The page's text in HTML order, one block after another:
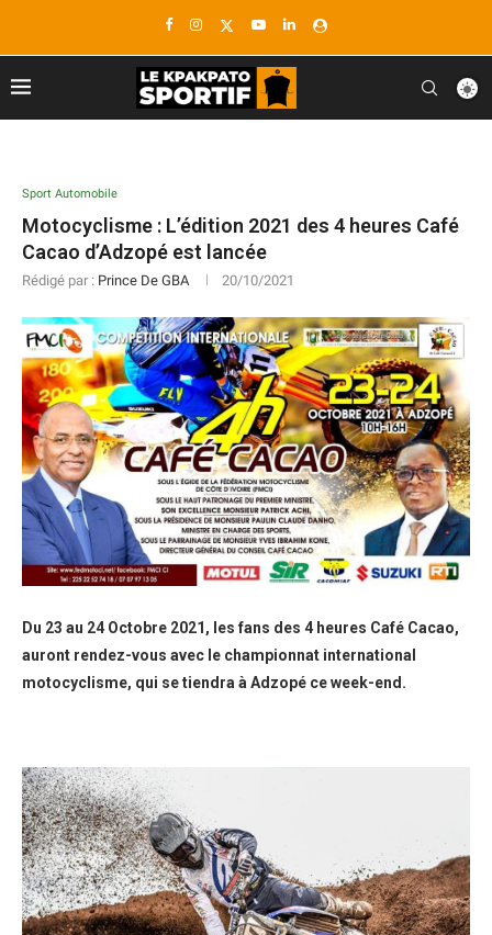
Sport Automobile
Motocyclisme : L’édition 2021 des 4 heures Café
Cacao d’Adzopé est lancée
Rédigé par : Prince De GBA 20/10/2021
Du 23 au 24 Octobre 2021, les fans des 4 heures Café Cacao,
auront rendez-vous avec le championnat international
motocyclisme, qui se tiendra à Adzopé ce week-end.